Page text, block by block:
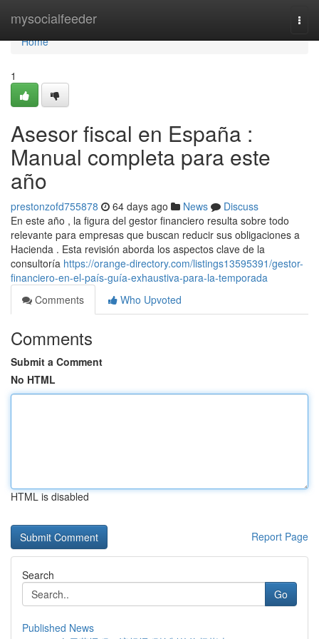
mysocialfeeder
Home
Home
1
Asesor fiscal en España :
Manual completa para este
año
prestonzofd755878 64 days ago News
Discuss
En este año , la figura del gestor financiero resulta sobre todo
relevante para empresas que buscan reducir sus obligaciones a
Hacienda . Esta revisión aborda los aspectos clave de la
consultoría https://orange-directory.com/listings13595391/gestor-
financiero-en-el-país-guía-exhaustiva-para-la-temporada
Comments
Who Upvoted
Comments
Submit a Comment
No HTML
HTML is disabled
Report Page
Search
Go
Published News